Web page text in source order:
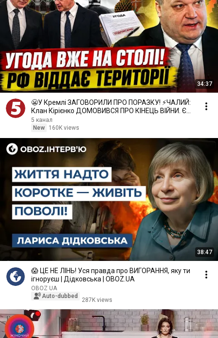
34:37
😬У Кремлі ЗАГОВОРИЛИ ПРО ПОРАЗКУ! ⚡️ЧАЛИЙ:
Клан Кірієнко ДОМОВИВСЯ ПРО КІНЕЦЬ ВІЙНИ. Є
один НЮАНС
5 канал
New
160K views
38:47
😱 ЦЕ НЕ ЛІНЬ! Уся правда про ВИГОРАННЯ, яку ти
ігноруєш | Дідковська | OBOZ.UA
OBOZ UA
Auto-dubbed
287K views